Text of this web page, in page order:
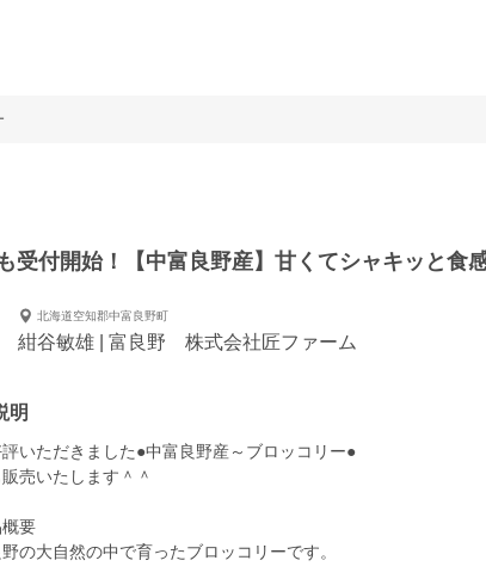
受付開始！【中富良野産】甘くてシャキッと食
北海道空知郡中富良野町
紺谷敏雄 | 富良野 株式会社匠ファーム
明
いただきました●中富良野産～ブロッコリー●
売いたします＾＾
要
の大自然の中で育ったブロッコリーです。